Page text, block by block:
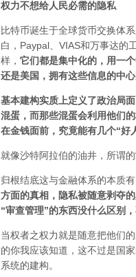
权力不想给人民必需的隐私
比特币诞生于全球货币交换体
白，Paypal、VIAS和万事达的
样， 它们都是集中化的，用一
还是美国，拥有这些信息的中
基本建构实质上定义了政治局
混蛋，而那些混蛋会利用他们
在金钱面前，究竟能有几个“好
就像沙特阿拉伯的油井，所谓的
归根结底这与金融体系的本质
方面的真相，隐私被随意剥夺
“审查管理”的东西没什么区别
当权者之权力就是随意把他们
的你我应该知道，这不过是国
系统的建构。